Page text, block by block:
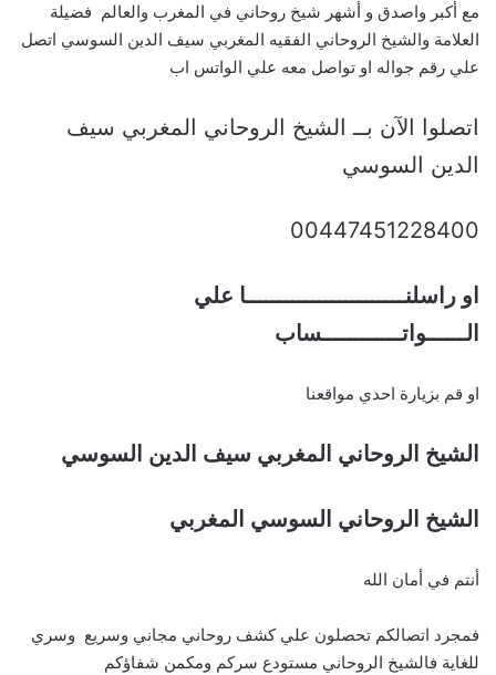
مع أكبر واصدق و أشهر شيخ روحاني في المغرب والعالم فضيلة
العلامة والشيخ الروحاني الفقيه المغربي سيف الدين السوسي اتصل
علي رقم جواله او تواصل معه علي الواتس اب
اتصلوا الآن بــ الشيخ الروحاني المغربي سيف
الدين السوسي
00447451228400
او راسلنــــــــــــــــــــــــا علي
الــــــواتــــــــــــساب
او قم بزيارة احدي مواقعنا
الشيخ الروحاني المغربي سيف الدين السوسي
الشيخ الروحاني السوسي المغربي
أنتم في أمان الله
فمجرد اتصالكم تحصلون علي كشف روحاني مجاني وسريع وسري
للغاية فالشيخ الروحاني مستودع سركم ومكمن شفاؤكم